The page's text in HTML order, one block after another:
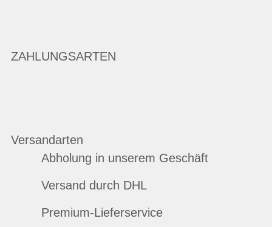
ZAHLUNGSARTEN
Versandarten
Abholung in unserem Geschäft
Versand durch DHL
Premium-Lieferservice